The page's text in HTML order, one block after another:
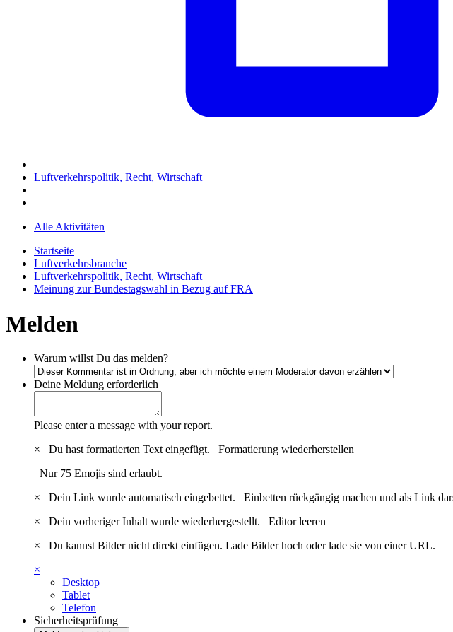
Luftverkehrspolitik, Recht, Wirtschaft
Alle Aktivitäten
Startseite
Luftverkehrsbranche
Luftverkehrspolitik, Recht, Wirtschaft
Meinung zur Bundestagswahl in Bezug auf FRA
Melden
Warum willst Du das melden?
Deine Meldung erforderlich
Please enter a message with your report.
×
Du hast formatierten Text eingefügt. Formatierung wiederherstellen
Nur 75 Emojis sind erlaubt.
×
Dein Link wurde automatisch eingebettet. Einbetten rückgängig machen und als Link
×
Dein vorheriger Inhalt wurde wiederhergestellt. Editor leeren
×
Du kannst Bilder nicht direkt einfügen. Lade Bilder hoch oder lade sie von einer URL.
×
Desktop
Tablet
Telefon
Sicherheitsprüfung